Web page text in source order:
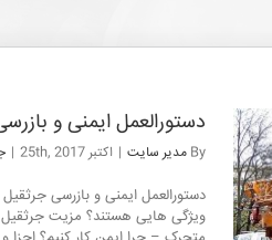
دستورالعمل ایمنی و
دستورالعمل ایمنی و
By مدیر سایت | اکتبر 25th, 2017 |
دستورالعمل ایمنی و بازرسی
ویژگی هایی هستند؟ مزیت